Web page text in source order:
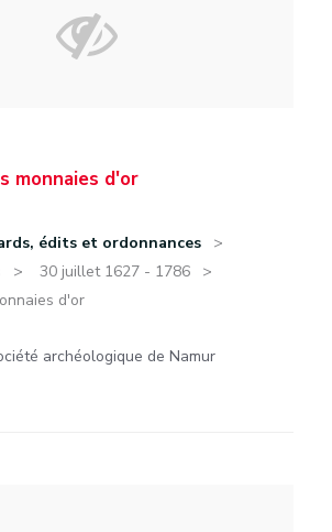
monnaies d'or
édits et ordonnances
30 juillet 1627 - 1786
d'or
archéologique de Namur